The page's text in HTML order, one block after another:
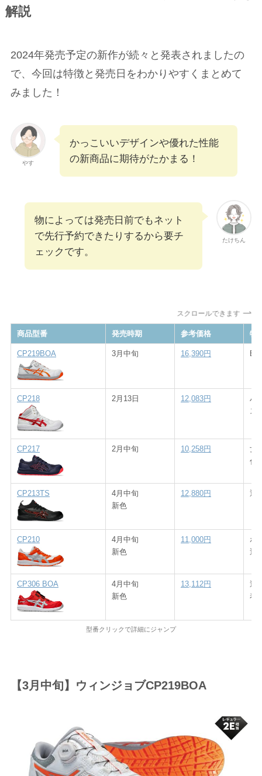
解説
2024年発売予定の新作が続々と発表されましたの
で、今回は特徴と発売日をわかりやすくまとめて
みました！
やす
かっこいいデザインや優れた性能
の新商品に期待がたかまる！
たけちん
物によっては発売日前でもネット
で先行予約できたりするから要チ
ェックです。
スクロールできます
商品型番 発売時期 参考価格 特
CP219BOA 3月中旬 16,390円
CP218 2月13日 12,083円
ハ
ス
CP217 2月中旬 10,258円
女
伸
CP213TS
4月中旬
新色
12,880円 通
CP210
4月中旬
新色
11,000円
ホ
運
CP306 BOA
4月中旬
新色
13,112円
過
着
型番クリックで詳細にジャンプ
【3月中旬】ウィンジョブCP219BOA